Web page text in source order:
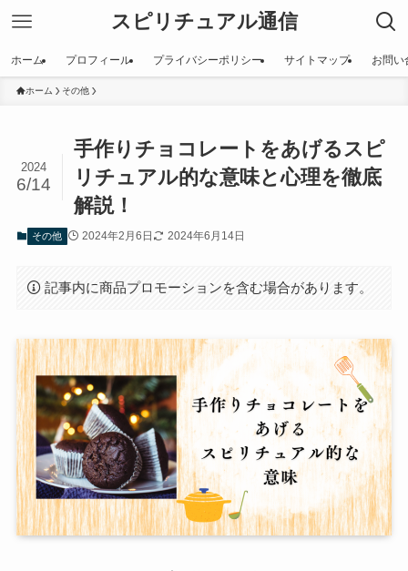
スピリチュアル通信
ホーム プロフィール プライバシーポリシー サイトマップ お問い
ホーム その他
手作りチョコレートをあげるスピ
リチュアル的な意味と心理を徹底
解説！
2024
6/14
その他 2024年2月6日 2024年6月14日
記事内に商品プロモーションを含む場合があります。